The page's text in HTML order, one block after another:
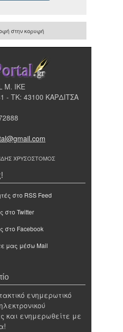
στην κορυφή
Μ. ΙΚΕ
- ΤΚ: 43100 ΚΑΡΔΙΤΣΑ
ΧΡΥΣΟΣΤΟΜΟΣ
στο RSS Feed
στο Twitter
στο Facebook
μας μέσω Mail
ενημερωτικό
και ενημερωθείτε με